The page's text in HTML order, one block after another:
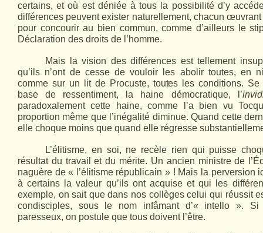
certains, et où est déniée à tous la possibilité d’y
différences peuvent exister naturellement, chacun
pour concourir au bien commun, comme d’ailleurs le
Déclaration des droits de l’homme.
Mais la vision des différences est tellement
qu’ils n’ont de cesse de vouloir les abolir toutes, en
comme sur un lit de Procuste, toutes les conditions.
base de ressentiment, la haine démocratique, l’
paradoxalement cette haine, comme l’a bien vu
proportion même que l’inégalité diminue. Quand cette
elle choque moins que quand elle régresse
L’élitisme, en soi, ne recèle rien qui puisse
résultat du travail et du mérite. Un ancien ministre de
naguère de « l’élitisme républicain » ! Mais la perversion
à certains la valeur qu’ils ont acquise et qui les
exemple, on sait que dans nos collèges celui qui réussit
condisciples, sous le nom infâmant d’« intello ». Si
paresseux, on postule que tous doivent l’être.